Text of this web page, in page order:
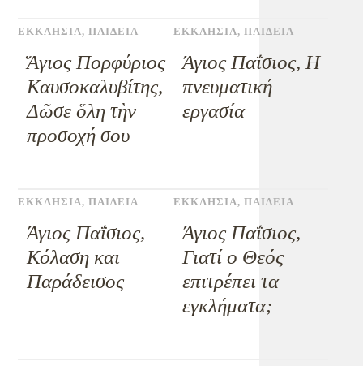
ΕΚΚΛΗΣΙΑ,ΠΑΙΔΕΙΑ
Ἅγιος Πορφύριος
Καυσοκαλυβίτης,
Δῶσε ὅλη τὴν
προσοχή σου
ΕΚΚΛΗΣΙΑ, ΠΑΙΔΕΙΑ
Άγιος Παΐσιος, Η
πνευματική
εργασία
ΕΚΚΛΗΣΙΑ,ΠΑΙΔΕΙΑ
Άγιος Παΐσιος,
Κόλαση και
Παράδεισος
ΕΚΚΛΗΣΙΑ, ΠΑΙΔΕΙΑ
Άγιος Παΐσιος,
Γιατί ο Θεός
επιτρέπει τα
εγκλήματα;